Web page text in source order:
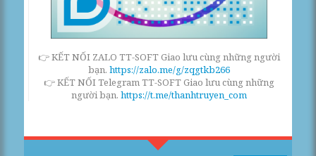
👉 KẾT NỐI ZALO TT-SOFT Giao lưu cùng những người
bạn. https://zalo.me/g/zqgtkb266
👉 KẾT NỐI Telegram TT-SOFT Giao lưu cùng những
người bạn. https://t.me/thanhtruyen_com